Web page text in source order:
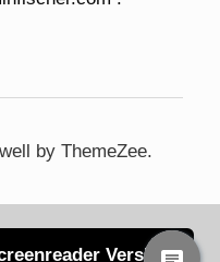
by ThemeZee.
Version